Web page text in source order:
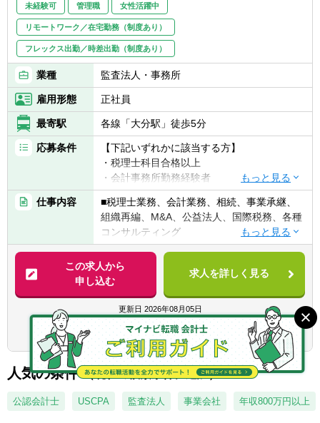
未経験可 管理職 女性活躍中
リモートワーク／在宅勤務（制度あり）
フレックス出勤／時差出勤（制度あり）
業種 監査法人・事務所
雇用形態 正社員
最寄駅 各線「大分駅」徒歩5分
応募条件
【下記いずれかに該当する方】
・税理士科目合格以上
・会計事務所勤務経験者
・公認会計士（監査経験1年以上ある方)※税
務業務未経験会計士の方も歓迎いたしま
す！！
・普通自動車免許
【求める人物像】
■税務・会計にとどまらず、総合的な観点か
ら経営コンサルティングに携りたい方
■経験・能力をフルに発揮できる環境で働き
たい方
【部署異動について】
・年に2回上司を通さずに直接人事へ依頼を
仕事内容
■税理士業務、会計業務、相続、事業承継、
組織再編、M&A、公益法人、国際税務、各種
コンサルティング
【法人全体の特色】
■業界トップレベルの規模でお客様に対して
サービス提供しています。
■チーム連携：税理士、公認会計士、中小企
業診断士など、税務・会計に関わる様々な分
野のエキスパートが集結し、案件によって
は、互いにチームを組んで業務を進めること
があります。
■広範囲な取扱業務
一般企業をはじめ、医療法人、公益法人、社
この求人から
申し込む
求人を詳しく見る
更新日 2026年08月05日
辻・本郷税理士法人 の求人一覧を見る
人気の条件 （現在の検索条件に追加）
公認会計士 USCPA 監査法人 事業会社 年収800万円以上